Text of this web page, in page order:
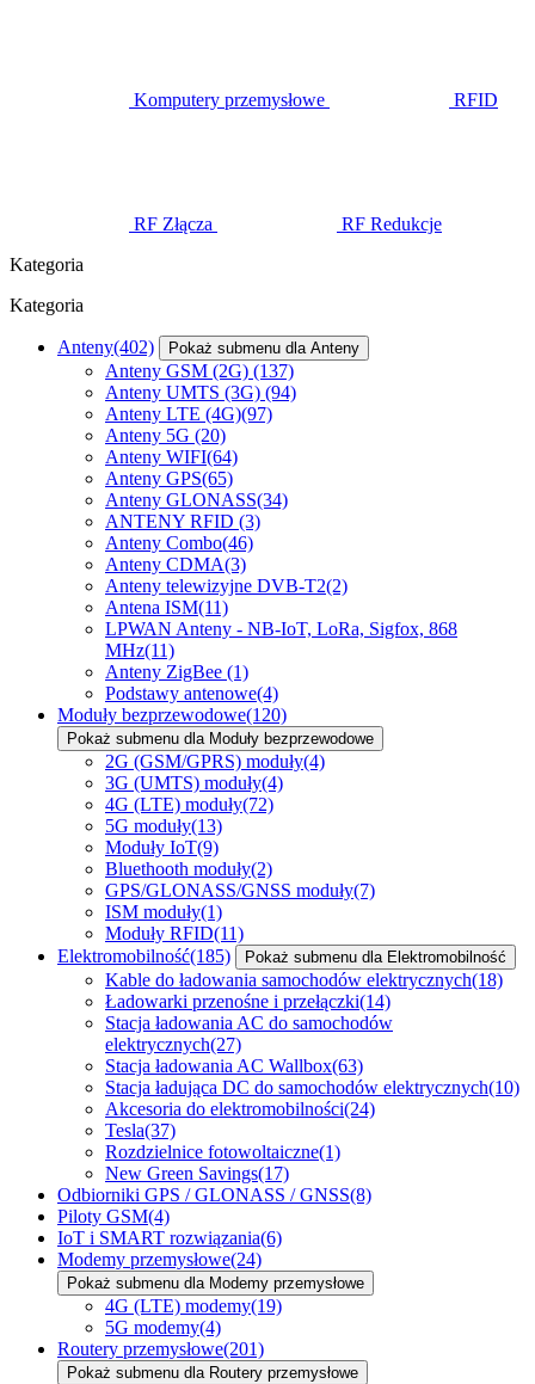
Komputery przemysłowe RFID
RF Złącza
RF Redukcje
Kategoria
Kategoria
Anteny(402) Pokaż submenu dla Anteny
Anteny GSM (2G) (137)
Anteny UMTS (3G) (94)
Anteny LTE (4G)(97)
Anteny 5G (20)
Anteny WIFI(64)
Anteny GPS(65)
Anteny GLONASS(34)
ANTENY RFID (3)
Anteny Combo(46)
Anteny CDMA(3)
Anteny telewizyjne DVB-T2(2)
Antena ISM(11)
LPWAN Anteny - NB-IoT, LoRa, Sigfox, 868
MHz(11)
Anteny ZigBee (1)
Podstawy antenowe(4)
Moduły bezprzewodowe(120)
Pokaż submenu dla Moduły bezprzewodowe
2G (GSM/GPRS) moduły(4)
3G (UMTS) moduły(4)
4G (LTE) moduły(72)
5G moduły(13)
Moduły IoT(9)
Bluethooth moduły(2)
GPS/GLONASS/GNSS moduły(7)
ISM moduły(1)
Moduły RFID(11)
Elektromobilność(185) Pokaż submenu dla Elektromobilność
Kable do ładowania samochodów elektrycznych(18)
Ładowarki przenośne i przełączki(14)
Stacja ładowania AC do samochodów
elektrycznych(27)
Stacja ładowania AC Wallbox(63)
Stacja ładująca DC do samochodów elektrycznych(10)
Akcesoria do elektromobilności(24)
Tesla(37)
Rozdzielnice fotowoltaiczne(1)
New Green Savings(17)
Odbiorniki GPS / GLONASS / GNSS(8)
Piloty GSM(4)
IoT i SMART rozwiązania(6)
Modemy przemysłowe(24)
Pokaż submenu dla Modemy przemysłowe
4G (LTE) modemy(19)
5G modemy(4)
Routery przemysłowe(201)
Pokaż submenu dla Routery przemysłowe